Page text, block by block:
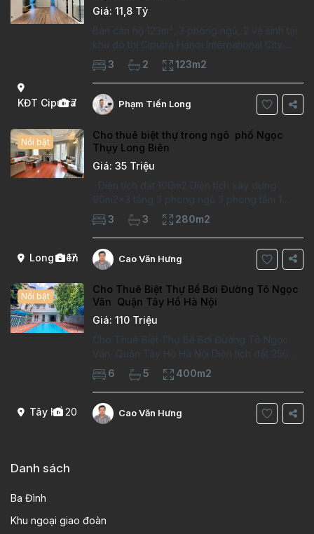
KĐT Ciputra
7
Giá: 11,8 Tỷ
Bán căn hộ 123m², 3 phòng ngủ, 2 vệ sinh tại
khu đô thị Ciputra Hanoi International City.
Căn hộ đã sửa mới kỹ, chất lượng cao, sàn
gỗ, bếp hiện đại, không gian thoáng sáng.
Thông tin căn hộ: Diện tích:
3 2 123m2
Phạm Tiến Long
Long Biên
17
Nổi bật
Cho thuê biệt thự trong ngõ phố Ngọc
Thụy Long Biên
Giá: 35 Triệu
Diện tích đất 100m2 Diện tích xây dựng
90m2x3 tầng 3 phòng ngủ 3 phòng tắm 1
phòng làm việc Vị trí ý tưởng 10 phút đi bộ tới
trường việt pháp Ngôi nhà được thiết kế theo
kiểu phát cổ,trong khu dân
3 3 280m2
Cao Văn Hưng
Tây Hồ20
Nổi bật
Cho Thuê Biệt Thự Bể Bơi Đường Tô Ngọc
Vân Quận Tây Hồ Hà Nội
Giá: 110 Triệu
Cho Thuê Biệt Thự Bể Bơi Đường Tô Ngọc
Vân Quận Tây Hồ Hà Nội Diện tích đất 250m2
Diện tích xây dựng 100m2 Xây 4 tầng, 6
phòng ngủ 5 phòng tắm Tầng 1, , phòng
khách , phòng bếp-1wc Tầng 2, 2 phòng
6 5 400m2
Cao Văn Hưng
Danh sách
Ba Đình
Khu ngoại giao đoàn